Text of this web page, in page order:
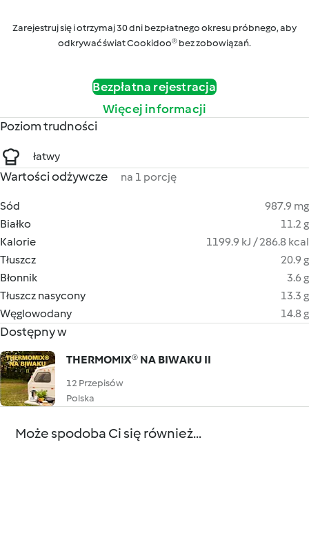
Zarejestruj się i otrzymaj 30 dni bezpłatnego okresu próbnego, aby
odkrywać świat Cookidoo® bez zobowiązań.
Bezpłatna rejestracja
Więcej informacji
Poziom trudności
łatwy
Wartości odżywcze na 1 porcję
Sód
987.9 mg
Białko
11.2 g
Kalorie
1199.9 kJ / 286.8 kcal
Tłuszcz
20.9 g
Błonnik
3.6 g
Tłuszcz nasycony
13.3 g
Węglowodany
14.8 g
Dostępny w
THERMOMIX® NA BIWAKU II
12 Przepisów
Polska
Może spodoba Ci się również...